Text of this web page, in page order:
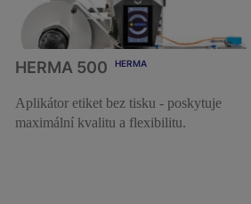
DETAIL
HERMA 500 HERMA
Aplikátor etiket bez tisku - poskytuje
maximální kvalitu a flexibilitu.